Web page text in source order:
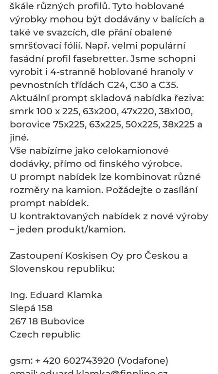
škále různých profilů. Tyto hoblované
výrobky mohou být dodávány v balících a
také ve svazcích, dle přání obalené
smršťovací fólií. Např. velmi populární
fasádní profil fasebretter. Jsme schopni
vyrobit i 4-stranně hoblované hranoly v
pevnostních třídách C24, C30 a C35.
Aktuální prompt skladová nabídka řeziva:
smrk 100 x 225, 63x200, 47x220, 38x100,
borovice 75x225, 63x225, 50x225, 38x225 a
jiné.
Vše nabízíme jako celokamionové
dodávky, přímo od finského výrobce.
U prompt nabídek lze kombinovat různé
rozměry na kamion. Požádejte o zasílání
prompt nabídek.
U kontraktovaných nabídek z nové výroby
– jeden produkt/kamion.
Zastoupení Koskisen Oy pro Českou a
Slovenskou republiku:
Ing. Eduard Klamka
Slepá 158
267 18 Bubovice
Czech republic
gsm: + 420 602743920 (Vodafone)